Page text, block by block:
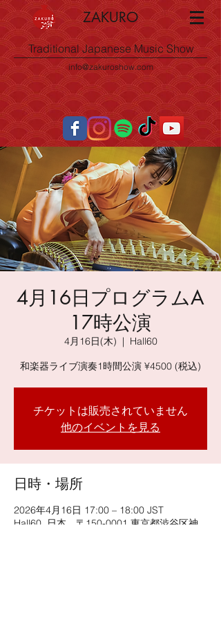
ZAKURO
Traditional Japanese Music Show
info@zakuroshow.com
4月16日プログラムA
17時公演
4月16日(木)
  |
Hall60
和楽器ライブ演奏1時間公演 ¥4500 (税込)
チケットは販売されていません
他のイベントを見る
日時・場所
2026年4月16日 17:00 – 18:00 JST
Hall60, 日本、〒150-0001 東京都渋谷区神